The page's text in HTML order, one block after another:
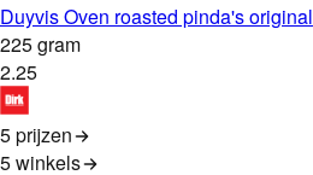
Duyvis Oven roasted pinda's original
225 gram
2.25
5 prijzen
5winkels